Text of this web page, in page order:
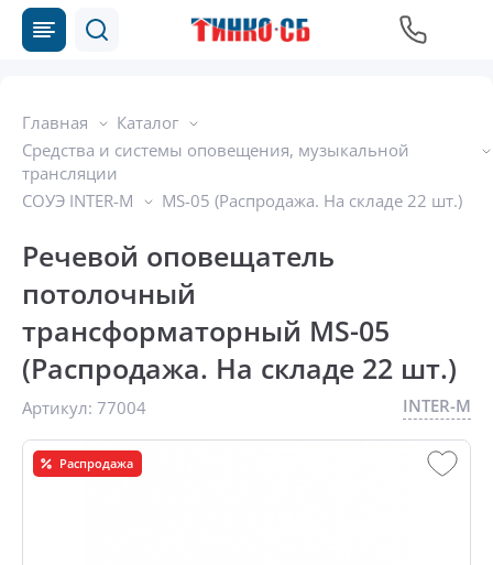
Главная
Каталог
Средства и системы оповещения, музыкальной
трансляции
СОУЭ INTER-М
MS-05 (Распродажа. На складе 22 шт.)
Речевой оповещатель
потолочный
трансформаторный MS-05
(Распродажа. На складе 22 шт.)
Распродажа
Артикул: 77004 INTER-M